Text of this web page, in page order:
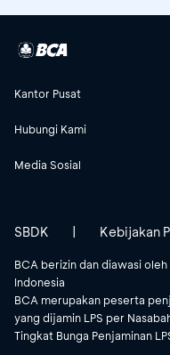
Kantor Pusat
Hubungi Kami
Media Sosial
BCA berizin dan diawasi
Indonesia
BCA merupakan peserta
yang dijamin LPS per
Tingkat Bunga Penjaminan
SBDK | Kebijakan